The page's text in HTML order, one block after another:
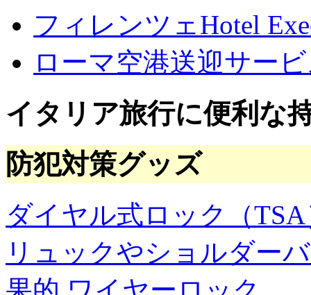
イ
フィレンツェHotel
ローマ空港送迎サー
イタリア旅行に便利な
防犯対策グッズ
ダイヤル式ロック（
リュックやショルダー